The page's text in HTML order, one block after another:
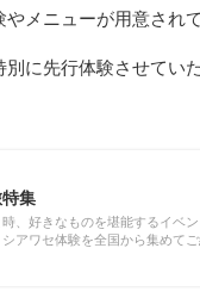
メニューが用意されて
に先行体験させてい
集
、好きなものを堪能するイベ
アワセ体験を全国から集めてご